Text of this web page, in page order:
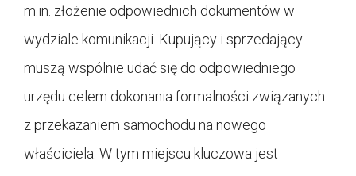
m.in. złożenie odpowiednich dokumentów w
wydziale komunikacji. Kupujący i sprzedający
muszą wspólnie udać się do odpowiedniego
urzędu celem dokonania formalności związanych
z przekazaniem samochodu na nowego
właściciela. W tym miejscu kluczowa jest